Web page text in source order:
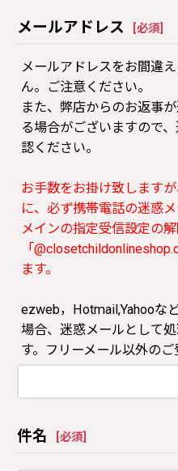
メールアドレス 必須
メールアドレスをお間違
ん。ご注意ください。
また、弊店からのお返事
る場合がございますので
認ください。
お手数をお掛け致します
に、必ず携帯電話の迷惑
メインの指定受信設定の
「
ます。
ezweb，Hotmail,Yahooな
場合、迷惑メールとして
す。フリーメール以外のご
件名 必須